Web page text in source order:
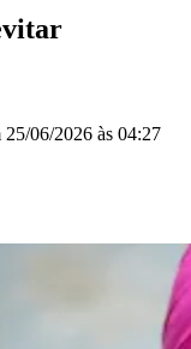
Antônio
25/06/2026 às 04:27